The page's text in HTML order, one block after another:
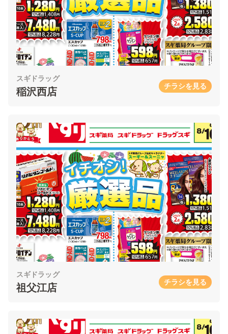
スギドラッグ
稲沢西店 チラシを見る
スギドラッグ
祖父江店 チラシを見る